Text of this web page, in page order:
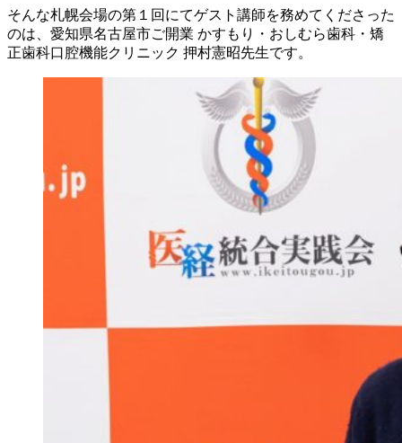
そんな札幌会場の第１回にてゲスト講師を務めてくださった
のは、愛知県名古屋市ご開業 かすもり・おしむら歯科・矯
正歯科口腔機能クリニック 押村憲昭先生です。